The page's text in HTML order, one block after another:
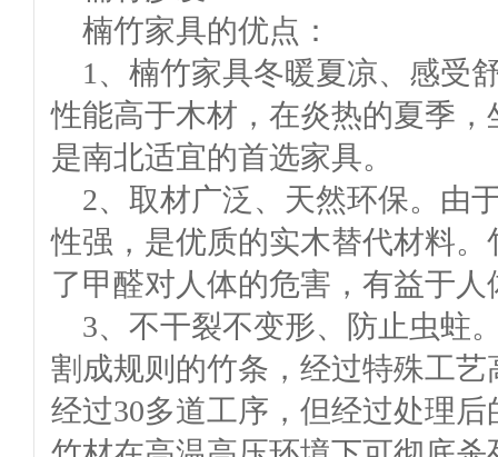
楠竹家具的优点：
1、楠竹家具冬暖夏凉、感受
性能高于木材，在炎热的夏季
是南北适宜的首选家具。
2、取材广泛、天然环保。由
性强，是优质的实木替代材料
了甲醛对人体的危害，有益于人
3、不干裂不变形、防止虫蛀
割成规则的竹条，经过特殊工
经过30多道工序，但经过处理